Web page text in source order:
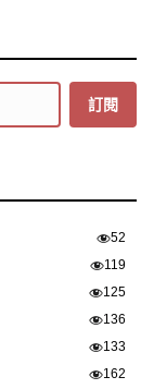
訂閱
52
119
125
136
133
162